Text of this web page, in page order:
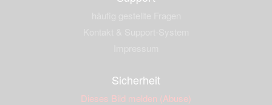
Sicherheit
Dieses Bild melden (Abuse)